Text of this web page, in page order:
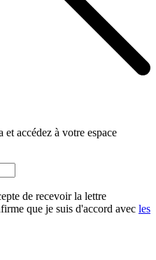
accédez à votre espace
de recevoir la lettre
que je suis d'accord avec les